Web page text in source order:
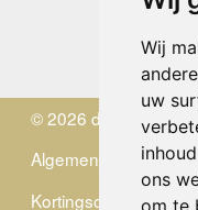
Wij
uw
ons
om te
Vrijdag
© 2026 de Zwerver
Algemene
Kortingscode